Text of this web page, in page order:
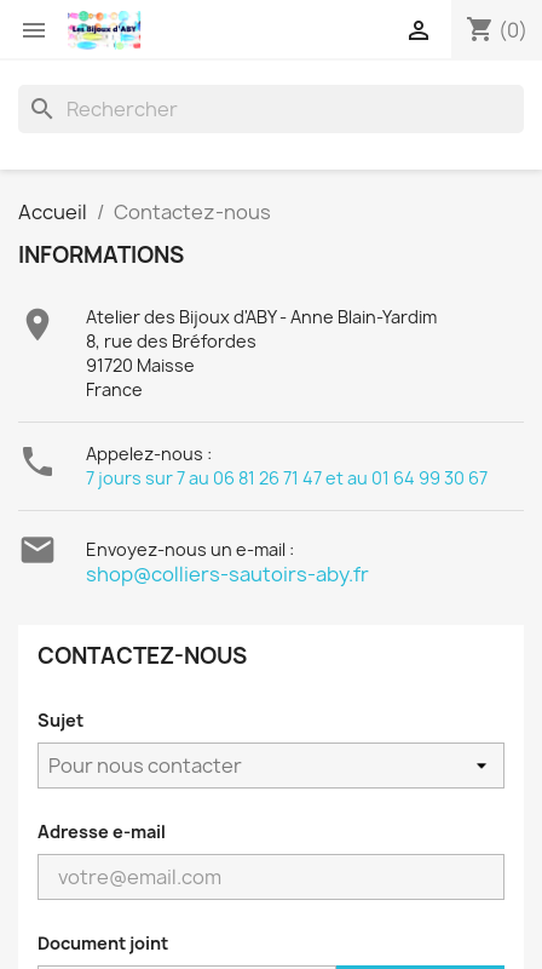
 shopping_cart (0)

search
Accueil Contactez-nous
INFORMATIONS

Atelier des Bijoux d'ABY - Anne Blain-Yardim
8, rue des Bréfordes
91720 Maisse
France

Appelez-nous :
7 jours sur 7 au 06 81 26 71 47 et au 01 64 99 30 67
 Envoyez-nous un e-mail :
shop@colliers-sautoirs-aby.fr
CONTACTEZ-NOUS
Sujet
Adresse e-mail
Document joint